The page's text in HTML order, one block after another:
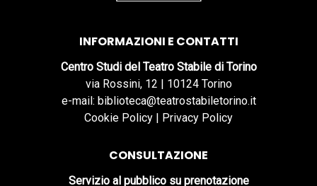
INFORMAZIONI E CONTATTI
Centro Studi del Teatro Stabile di Torino
via Rossini, 12 | 10124 Torino
e-mail: biblioteca@teatrostabiletorino.it
Cookie Policy | Privacy Policy
CONSULTAZIONE
Servizio al pubblico su prenotazione